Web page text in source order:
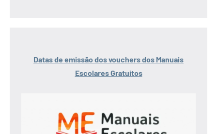
Datas de emissão dos vouchers dos Manuais
Escolares Gratuitos